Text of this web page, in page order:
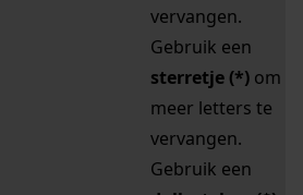
vervangen.
Gebruik een
sterretje (*) om
meer letters te
vervangen.
Gebruik een